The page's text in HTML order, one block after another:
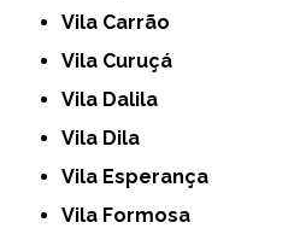
Vila Carrão
Vila Curuçá
Vila Dalila
Vila Dila
Vila Esperança
Vila Formosa